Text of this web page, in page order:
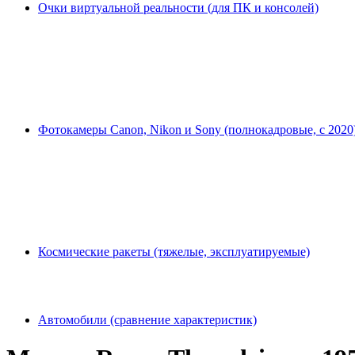
Очки виртуальной реальности (для ПК и консолей)
Фотокамеры Canon, Nikon и Sony (полнокадровые, с
Космические ракеты (тяжелые, эксплуатируемые)
Автомобили (сравнение характеристик)